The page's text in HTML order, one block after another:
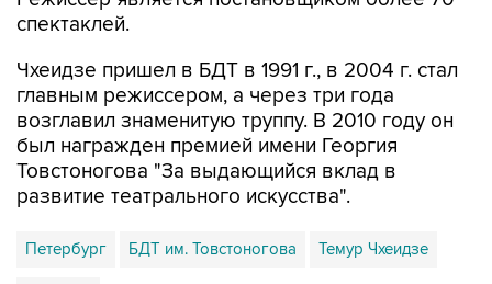
спектаклей.
Чхеидзе пришел в БДТ в 1991 г., в 2004 г. стал
главным режиссером, а через три года
возглавил знаменитую труппу. В 2010 году он
был награжден премией имени Георгия
Товстоногова "За выдающийся вклад в
развитие театрального искусства".
Петербург БДТ им. Товстоногова Темур Чхеидзе